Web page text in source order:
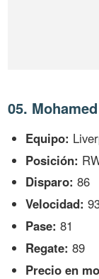
05.
Equipo:
Posición:
Disparo: 86
Velocidad:
Pase: 81
Regate: 89
Precio en